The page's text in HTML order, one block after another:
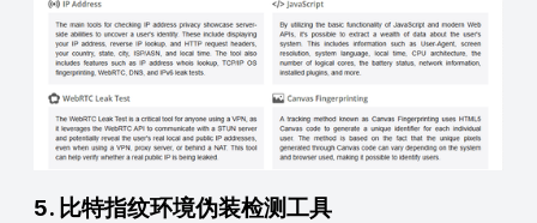
5. 比特指纹环境伪装检测工具